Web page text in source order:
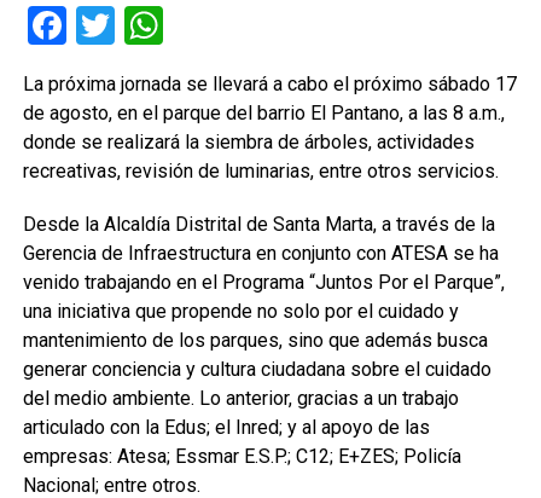
Facebook
TwitterWhatsApp
La próxima jornada se llevará a cabo el próximo sábado 17
de agosto, en el parque del barrio El Pantano, a las 8 a.m.,
donde se realizará la siembra de árboles, actividades
recreativas, revisión de luminarias, entre otros servicios.
Desde la Alcaldía Distrital de Santa Marta, a través de la
Gerencia de Infraestructura en conjunto con ATESA se ha
venido trabajando en el Programa “Juntos Por el Parque”,
una iniciativa que propende no solo por el cuidado y
mantenimiento de los parques, sino que además busca
generar conciencia y cultura ciudadana sobre el cuidado
del medio ambiente. Lo anterior, gracias a un trabajo
articulado con la Edus; el Inred; y al apoyo de las
empresas: Atesa; Essmar E.S.P.; C12; E+ZES; Policía
Nacional; entre otros.